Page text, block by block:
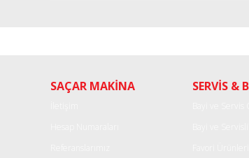
Ürün açıklamasında eksik bilgiler
SAÇAR MAKİNA SERVİS &